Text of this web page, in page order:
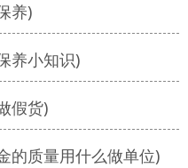
养)
养小知识)
假货)
的质量用什么做单位)